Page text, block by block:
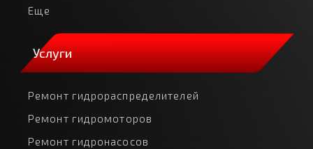
Еще
Услуги
Ремонт гидрораспределителей
Ремонт гидромоторов
Ремонт гидронасосов